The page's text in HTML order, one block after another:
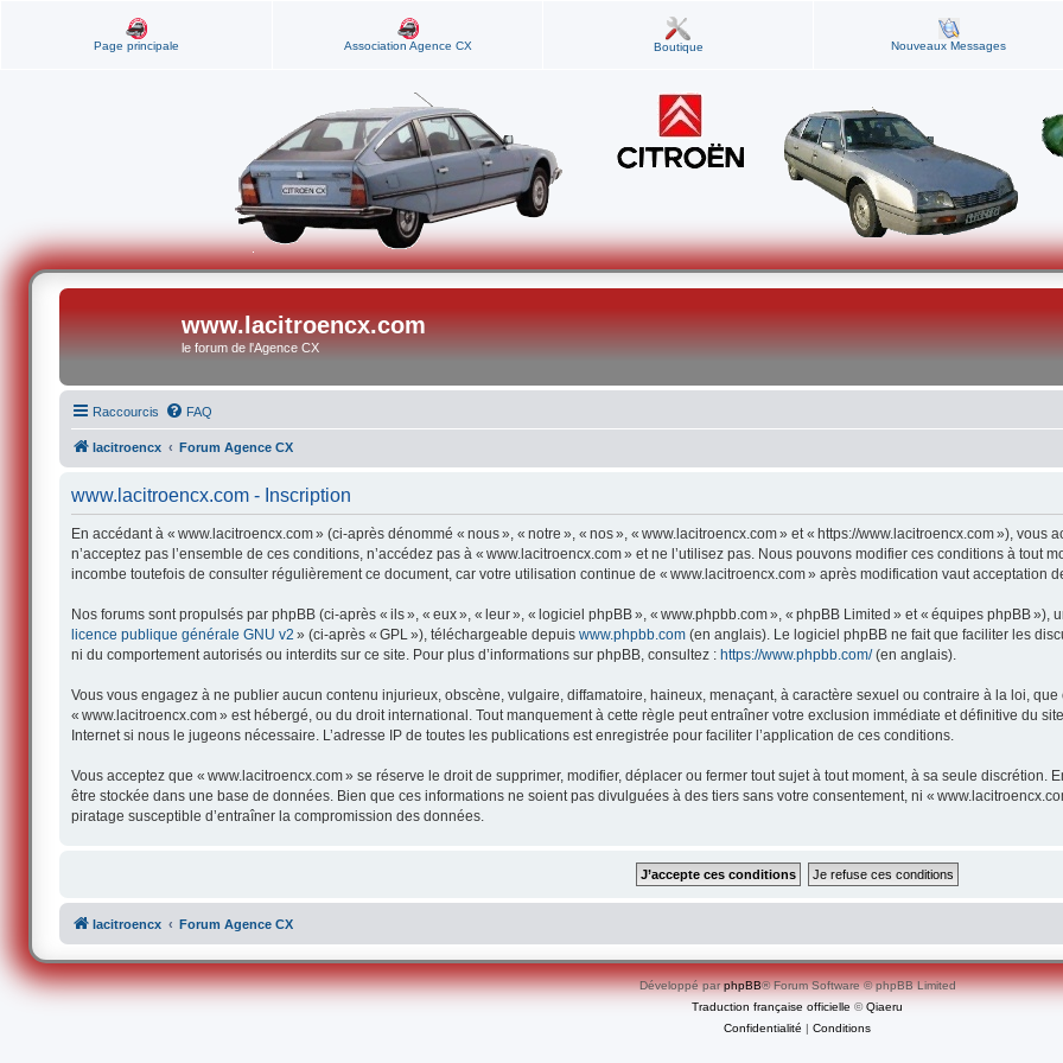
Page principale Association Agence CX Boutique Nouveaux Messages
www.lacitroencx.com
le forum de l'Agence CX
Raccourcis FAQ
lacitroencx Forum Agence CX
www.lacitroencx.com - Inscription
En accédant à « www.lacitroencx.com » (ci-après dénommé « nous », « notre », « nos », « www.lacitroencx.com » et « https://www.lacitroencx.com »),
n’acceptez pas l’ensemble de ces conditions, n’accédez pas à « www.lacitroencx.com » et ne l’utilisez pas. Nous pouvons modifier ces conditions à tout
incombe toutefois de consulter régulièrement ce document, car votre utilisation continue de « www.lacitroencx.com » après modification vaut acceptation
Nos forums sont propulsés par phpBB (ci-après « ils », « eux », « leur », « logiciel phpBB », « www.phpbb.com », « phpBB Limited » et « équipes phpBB
licence publique générale GNU v2 » (ci-après « GPL »), téléchargeable depuiswww.phpbb.com (en anglais). Le logiciel phpBB ne fait que faciliter les
ni du comportement autorisés ou interdits sur ce site. Pour plus d’informations sur phpBB, consultez : https://www.phpbb.com/(en anglais).
Vous vous engagez à ne publier aucun contenu injurieux, obscène, vulgaire, diffamatoire, haineux, menaçant, à caractère sexuel ou contraire à la loi,
« www.lacitroencx.com » est hébergé, ou du droit international. Tout manquement à cette règle peut entraîner votre exclusion immédiate et définitive du
Internet si nous le jugeons nécessaire. L’adresse IP de toutes les publications est enregistrée pour faciliter l’application de ces conditions.
Vous acceptez que « www.lacitroencx.com » se réserve le droit de supprimer, modifier, déplacer ou fermer tout sujet à tout moment, à sa seule discrétion.
être stockée dans une base de données. Bien que ces informations ne soient pas divulguées à des tiers sans votre consentement, ni «
piratage susceptible d’entraîner la compromission des données.
lacitroencx Forum Agence CX
Développé parphpBB® Forum Software © phpBB Limited
Traduction française officielle ©Qiaeru
Confidentialité | Conditions